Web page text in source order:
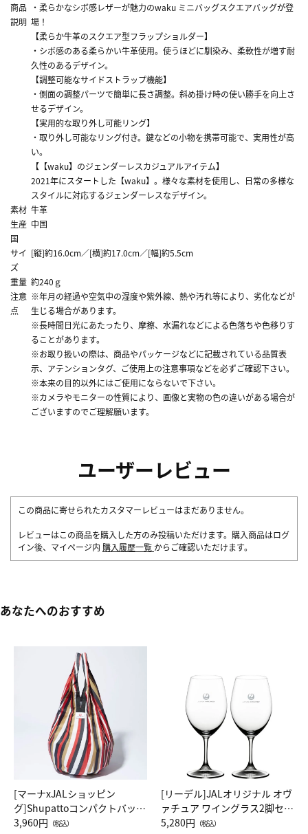
商品
説明
・柔らかなシボ感レザーが魅力のwaku ミニバッグスクエアバッグが登
場！
【柔らか牛革のスクエア型フラップショルダー】
・シボ感のある柔らかい牛革使用。使うほどに馴染み、柔軟性が増す耐
久性のあるデザイン。
【調整可能なサイドストラップ機能】
・側面の調整パーツで簡単に長さ調整。斜め掛け時の使い勝手を向上さ
せるデザイン。
【実用的な取り外し可能リング】
・取り外し可能なリング付き。鍵などの小物を携帯可能で、実用性が高
い。
【【waku】のジェンダーレスカジュアルアイテム】
2021年にスタートした【waku】。様々な素材を使用し、日常の多様な
スタイルに対応するジェンダーレスなデザイン。
素材 牛革
生産
国
中国
サイ
ズ
[縦]約16.0cm／[横]約17.0cm／[幅]約5.5cm
重量 約240ｇ
注意
点
※年月の経過や空気中の湿度や紫外線、熱や汚れ等により、劣化などが
生じる場合があります。
※長時間日光にあたったり、摩擦、水漏れなどによる色落ちや色移りす
ることがあります。
※お取り扱いの際は、商品やパッケージなどに記載されている品質表
示、アテンションタグ、ご使用上の注意事項などを必ずご確認下さい。
※本来の目的以外にはご使用にならないで下さい。
※カメラやモニターの性質により、画像と実物の色の違いがある場合が
ございますのでご理解願います。
ユーザーレビュー
この商品に寄せられたカスタマーレビューはまだありません。
レビューはこの商品を購入した方のみ投稿いただけます。購入商品はログ
イン後、マイページ内 購入履歴一覧 からご確認いただけます。
あなたへのおすすめ
[マーナxJALショッピン
グ]Shupattoコンパクトバッグ
Drop JAL客室乗務員（LC）ス
3,960円 （税込）
[リーデル]JALオリジナル オヴ
ァチュア ワイングラス2脚セッ
ト（レッドワイン）
5,280円 （税込）